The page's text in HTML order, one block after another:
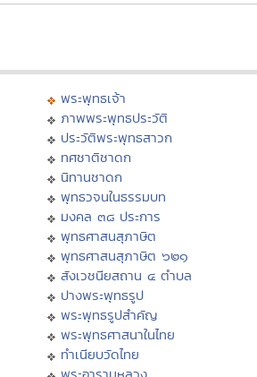
พระพุทธเจ้า
ภาพพระพุทธประวัติ
ประวัติพระพุทธสาวก
ทศชาติชาดก
นิทานชาดก
พุทธวจนในธรรมบท
มงคล ๓๘ ประการ
พุทธศาสนสุภาษิต
พุทธศาสนสุภาษิต ๖๒๑
สังเวชนียสถาน ๔ ตำบล
ปางพระพุทธรูป
พระพุทธรูปสำคัญ
พระพุทธศาสนาในไทย
ทำเนียบวัดไทย